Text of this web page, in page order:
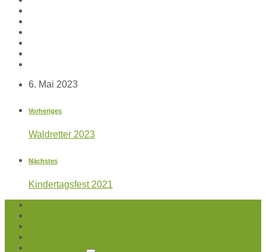
6. Mai 2023
Vorheriges
Waldretter 2023
Nächstes
Kindertagsfest 2021